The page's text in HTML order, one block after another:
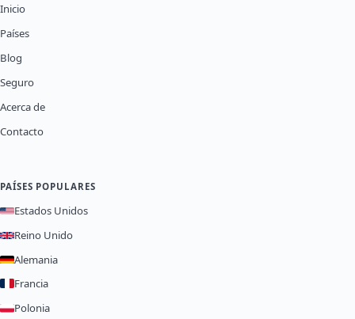
Inicio
Países
Blog
Seguro
Acerca de
Contacto
PAÍSES POPULARES
Estados Unidos
Reino Unido
Alemania
Francia
Polonia